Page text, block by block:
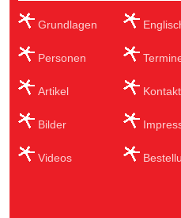
Grundlagen
Personen
Artikel
Bilder
Videos
Kontakt